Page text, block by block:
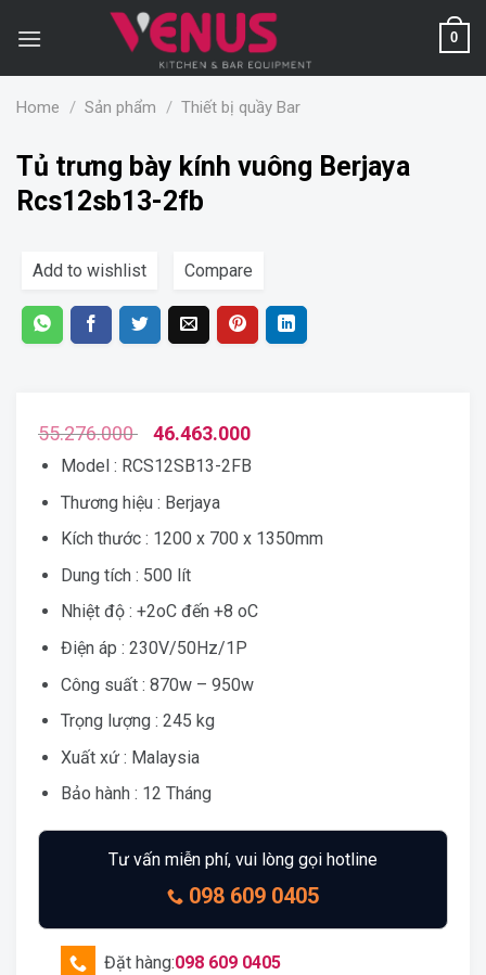
0
Home / Sản phẩm / Thiết bị quầy Bar
Tủ trưng bày kính vuông Berjaya
Rcs12sb13-2fb
Add to wishlist Compare
55.276.000 46.463.000
Model : RCS12SB13-2FB
Thương hiệu : Berjaya
Kích thước : 1200 x 700 x 1350mm
Dung tích : 500 lít
Nhiệt độ : +2oC đến +8 oC
Điện áp : 230V/50Hz/1P
Công suất : 870w – 950w
Trọng lượng : 245 kg
Xuất xứ : Malaysia
Bảo hành : 12 Tháng
Tư vấn miễn phí, vui lòng gọi hotline
098 609 0405
Đặt hàng:098 609 0405